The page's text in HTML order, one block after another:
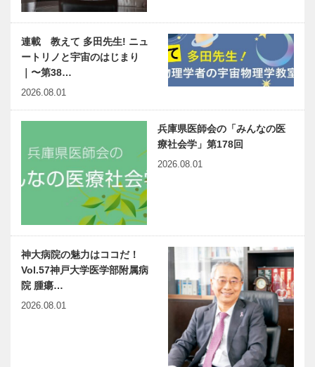
連載 教えて 多田先生! ニュ
ートリノと宇宙のはじまり
｜〜第38…
2026.08.01
兵庫県医師会の「みんなの医
療社会学」第178回
2026.08.01
神大病院の魅力はココだ！
Vol.57神戸大学医学部附属病
院 腫瘍…
2026.08.01